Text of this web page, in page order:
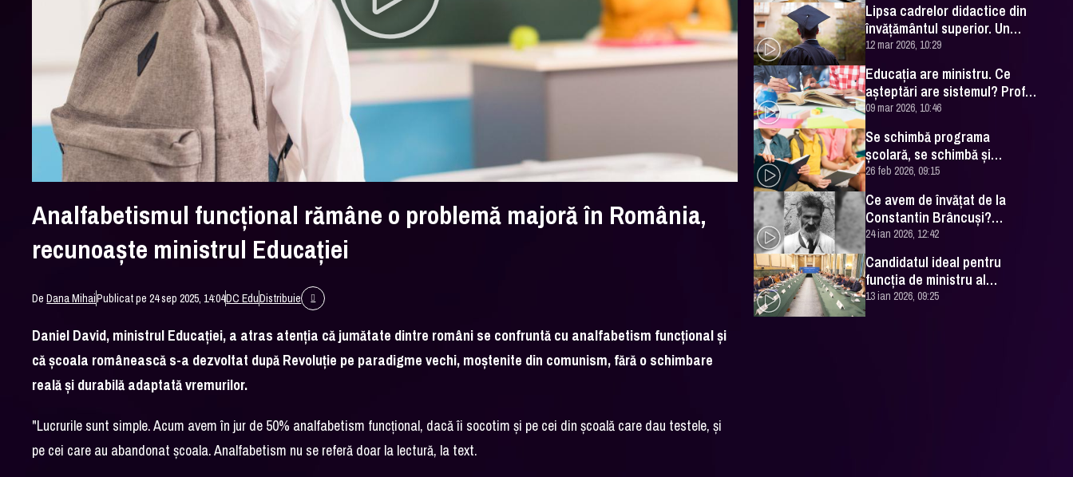
Analfabetismul funcțional rămâne o problemă majoră în România,
recunoaște ministrul Educației
DeDana MihaiPublicat pe 24 sep 2025, 14:04DC EduDistribuie
Daniel David, ministrul Educației, a atras atenția că jumătate dintre români se confruntă cu analfabetism funcțional și
că școala românească s-a dezvoltat după Revoluție pe paradigme vechi, moștenite din comunism, fără o schimbare
reală și durabilă adaptată vremurilor.
"Lucrurile sunt simple. Acum avem în jur de 50% analfabetism funcțional, dacă îi socotim și pe cei din școală care dau testele, și
pe cei care au abandonat școala. Analfabetism nu se referă doar la lectură, la text.
Lipsa cadrelor didactice din
învățământul superior. Un
profesor universitar are un
sfat important pentru
demnitari
12 mar 2026, 10:29
Educația are ministru. Ce
așteptări are sistemul? Prof.
univ. dr. emerit Ioan Neacșu
răspunde la DC Edu
09 mar 2026, 10:46
Se schimbă programa
şcolară, se schimbă şi
lucrurile pe care profesorii
vor pune accentul
26 feb 2026, 09:15
Ce avem de învățat de la
Constantin Brâncuși?
Adevăratul patrimoniu de
care trebuie să ne bucurăm
24 ian 2026, 12:42
Candidatul ideal pentru
funcţia de ministru al
Educaţiei. Cine ar trebui să îi
ia locul lui Daniel David
13 ian 2026, 09:25